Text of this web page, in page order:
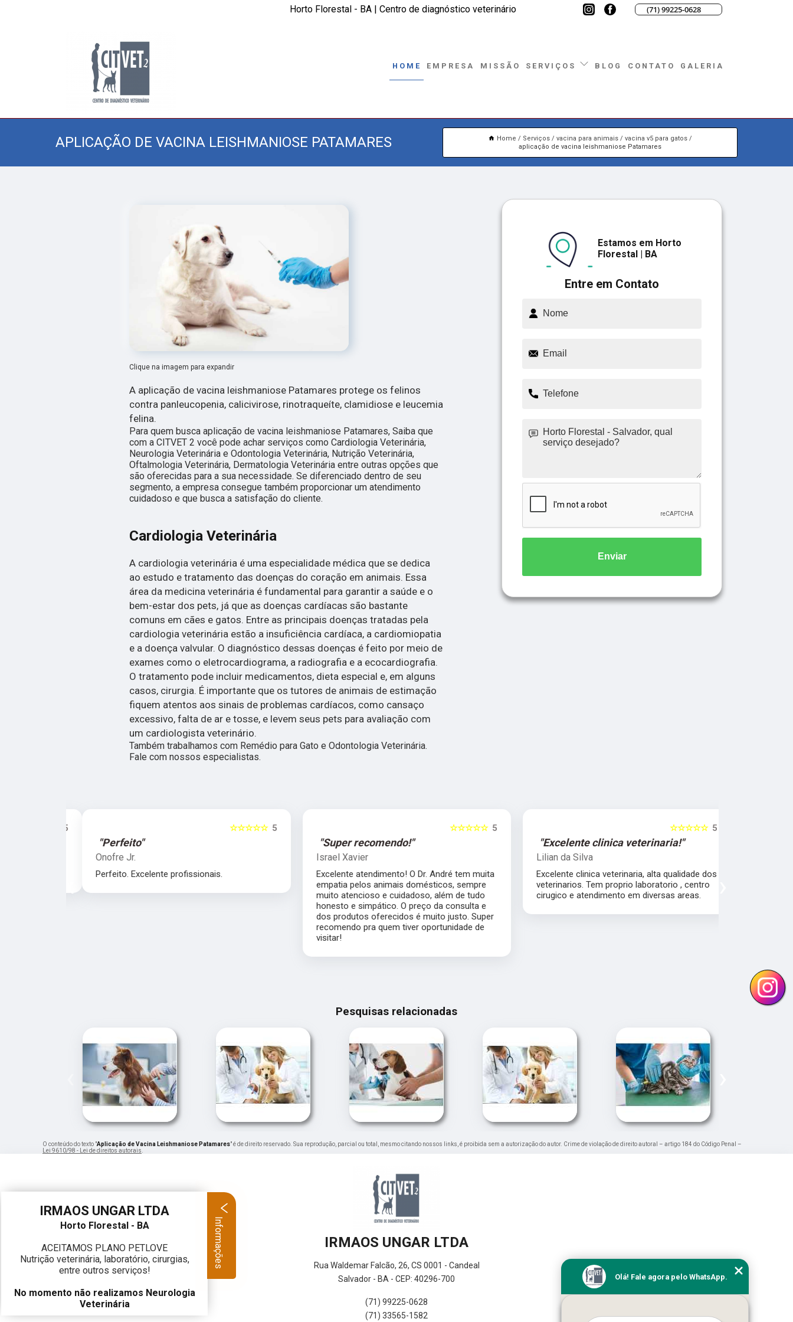
Horto Florestal - BA | Centro de diagnóstico veterinário (71) 99225-0628
HOME EMPRESA MISSÃO SERVIÇOS BLOG CONTATO GALERIA
APLICAÇÃO DE VACINA LEISHMANIOSE PATAMARES Home Serviços vacina para animais
vacina v5 para gatos
aplicação de vacina leishmaniose Patamares
Clique na imagem para expandir
A aplicação de vacina leishmaniose Patamares protege os felinos
contra panleucopenia, calicivirose, rinotraqueíte, clamidiose e leucemia
felina.
Para quem busca aplicação de vacina leishmaniose Patamares, Saiba que
com a CITVET 2 você pode achar serviços como Cardiologia Veterinária,
Neurologia Veterinária e Odontologia Veterinária, Nutrição Veterinária,
Oftalmologia Veterinária, Dermatologia Veterinária entre outras opções que
são oferecidas para a sua necessidade. Se diferenciado dentro de seu
segmento, a empresa consegue também proporcionar um atendimento
cuidadoso e que busca a satisfação do cliente.
Cardiologia Veterinária
A cardiologia veterinária é uma especialidade médica que se dedica
ao estudo e tratamento das doenças do coração em animais. Essa
área da medicina veterinária é fundamental para garantir a saúde e o
bem-estar dos pets, já que as doenças cardíacas são bastante
comuns em cães e gatos. Entre as principais doenças tratadas pela
cardiologia veterinária estão a insuficiência cardíaca, a cardiomiopatia
e a doença valvular. O diagnóstico dessas doenças é feito por meio de
exames como o eletrocardiograma, a radiografia e a ecocardiografia.
O tratamento pode incluir medicamentos, dieta especial e, em alguns
casos, cirurgia. É importante que os tutores de animais de estimação
fiquem atentos aos sinais de problemas cardíacos, como cansaço
excessivo, falta de ar e tosse, e levem seus pets para avaliação com
um cardiologista veterinário.
Também trabalhamos com Remédio para Gato e Odontologia Veterinária.
Fale com nossos especialistas.
Entre em Contato
Estamos em Horto
Florestal | BA
Enviar
5
☆☆☆☆☆
"Perfeito"
Onofre Jr.
Perfeito. Excelente profissionais.
5
☆☆☆☆☆
"Super recomendo!"
Israel Xavier
Excelente atendimento! O Dr. André tem muita
empatia pelos animais domésticos, sempre
muito atencioso e cuidadoso, além de tudo
honesto e simpático. O preço da consulta e
dos produtos oferecidos é muito justo. Super
recomendo pra quem tiver oportunidade de
visitar!
5
☆☆☆☆☆
"Excelente clinica veterinaria!"
Lilian da Silva
Excelente clinica veterinaria, alta qualidade dos
veterinarios. Tem proprio laboratorio , centro
cirugico e atendimento em diversas areas.
‹
Pesquisas relacionadas
O conteúdo do texto "Aplicação de Vacina Leishmaniose Patamares" é de direito reservado. Sua reprodução, parcial ou total, mesmo citando nossos links, é proibida sem a autorização do autor. Crime de violação de direito autoral – artigo 184 do Código Penal –
Lei 9610/98 - Lei de direitos autorais.
IRMAOS UNGAR LTDA
Rua Waldemar Falcão, 26, CS 0001 - Candeal
Salvador - BA - CEP: 40296-700
(71) 99225-0628
(71) 33565-1582
Olá! Fale agora pelo WhatsApp.
IRMAOS UNGAR LTDA
Horto Florestal - BA
ACEITAMOS PLANO PETLOVE
Nutrição veterinária, laboratório, cirurgias,
entre outros serviços!
No momento não realizamos Neurologia
Veterinária
Informações